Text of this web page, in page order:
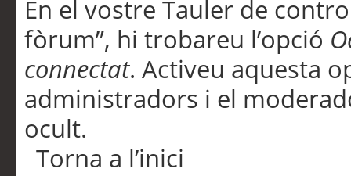
En el vostre Tauler de
fòrum”, hi trobareu l’opció
connectat. Activeu aquesta
administradors i el
ocult.
Torna a l’inici